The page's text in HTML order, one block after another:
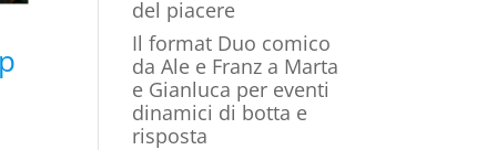
del piacere
Il format Duo comico
da Ale e Franz a Marta
e Gianluca per eventi
dinamici di botta e
risposta